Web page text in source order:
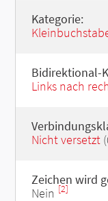
Kategorie:
Bidirektional-
Links nach
Nicht versetzt
Zeichen wird
Nein [2]